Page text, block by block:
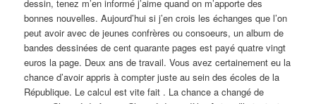
dessin, tenez m’en informé j’aime quand on m’apporte des
bonnes nouvelles. Aujourd’hui si j’en crois les échanges que l’on
peut avoir avec de jeunes confrères ou consoeurs, un album de
bandes dessinées de cent quarante pages est payé quatre vingt
euros la page. Deux ans de travail. Vous avez certainement eu la
chance d’avoir appris à compter juste au sein des écoles de la
République. Le calcul est vite fait . La chance a changé de